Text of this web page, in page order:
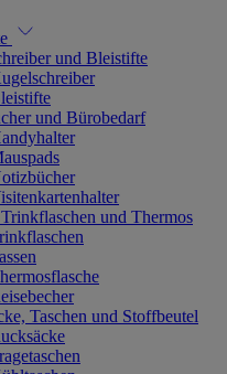
und Bleistifte
und Bürobedarf
Trinkflaschen und Thermos
Taschen und Stoffbeutel